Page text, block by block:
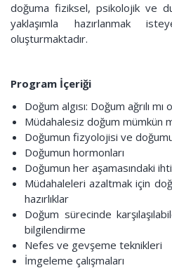
doğuma fiziksel, psikolojik ve
yaklaşımla hazırlanmak
oluşturmaktadır.
Program İçeriği
Doğum algısı: Doğum ağrılı mı
Müdahalesiz doğum mümkün
Doğumun fizyolojisi ve
Doğumun hormonları
Doğumun her aşamasındaki
Müdahaleleri azaltmak için
hazırlıklar
Doğum sürecinde
bilgilendirme
Nefes ve gevşeme teknikleri
İmgeleme çalışmaları